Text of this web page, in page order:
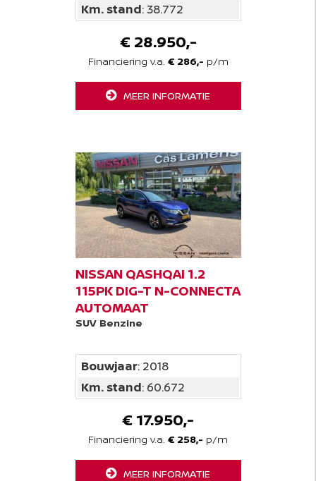
Km. stand: 38.772
€ 28.950,-
Financiering v.a. € 286,- p/m
MEER INFORMATIE
NISSAN QASHQAI 1.2
115PK DIG-T N-CONNECTA
AUTOMAAT
SUV Benzine
Bouwjaar: 2018
Km. stand: 60.672
€ 17.950,-
Financiering v.a. € 258,- p/m
MEER INFORMATIE